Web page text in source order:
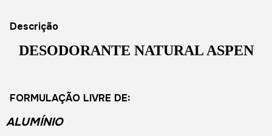
Descrição
DESODORANTE NATURAL ASPEN
FORMULAÇÃO LIVRE DE:
ALUMÍNIO